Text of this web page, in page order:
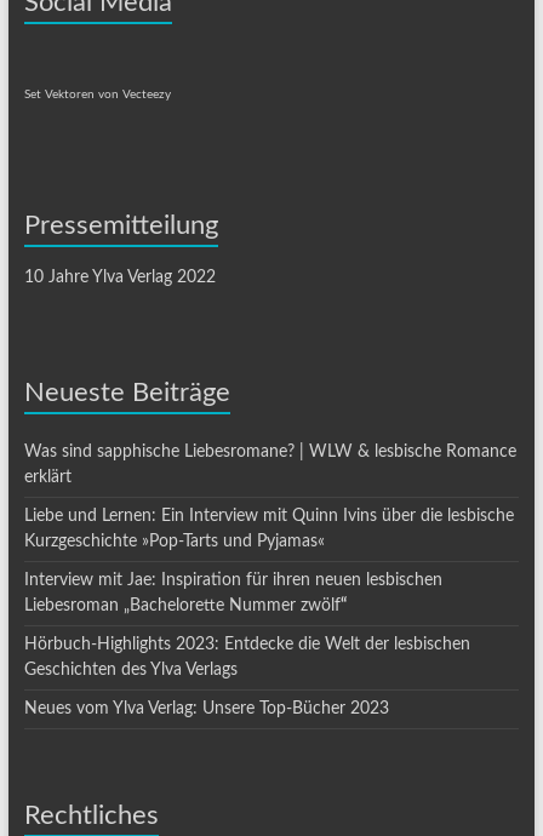
Set Vektoren von Vecteezy
Pressemitteilung
10 Jahre Ylva Verlag 2022
Neueste Beiträge
Was sind sapphische Liebesromane? | WLW & lesbische Romance
erklärt
Liebe und Lernen: Ein Interview mit Quinn Ivins über die lesbische
Kurzgeschichte »Pop-Tarts und Pyjamas«
Interview mit Jae: Inspiration für ihren neuen lesbischen
Liebesroman „Bachelorette Nummer zwölf“
Hörbuch-Highlights 2023: Entdecke die Welt der lesbischen
Geschichten des Ylva Verlags
Neues vom Ylva Verlag: Unsere Top-Bücher 2023
Rechtliches